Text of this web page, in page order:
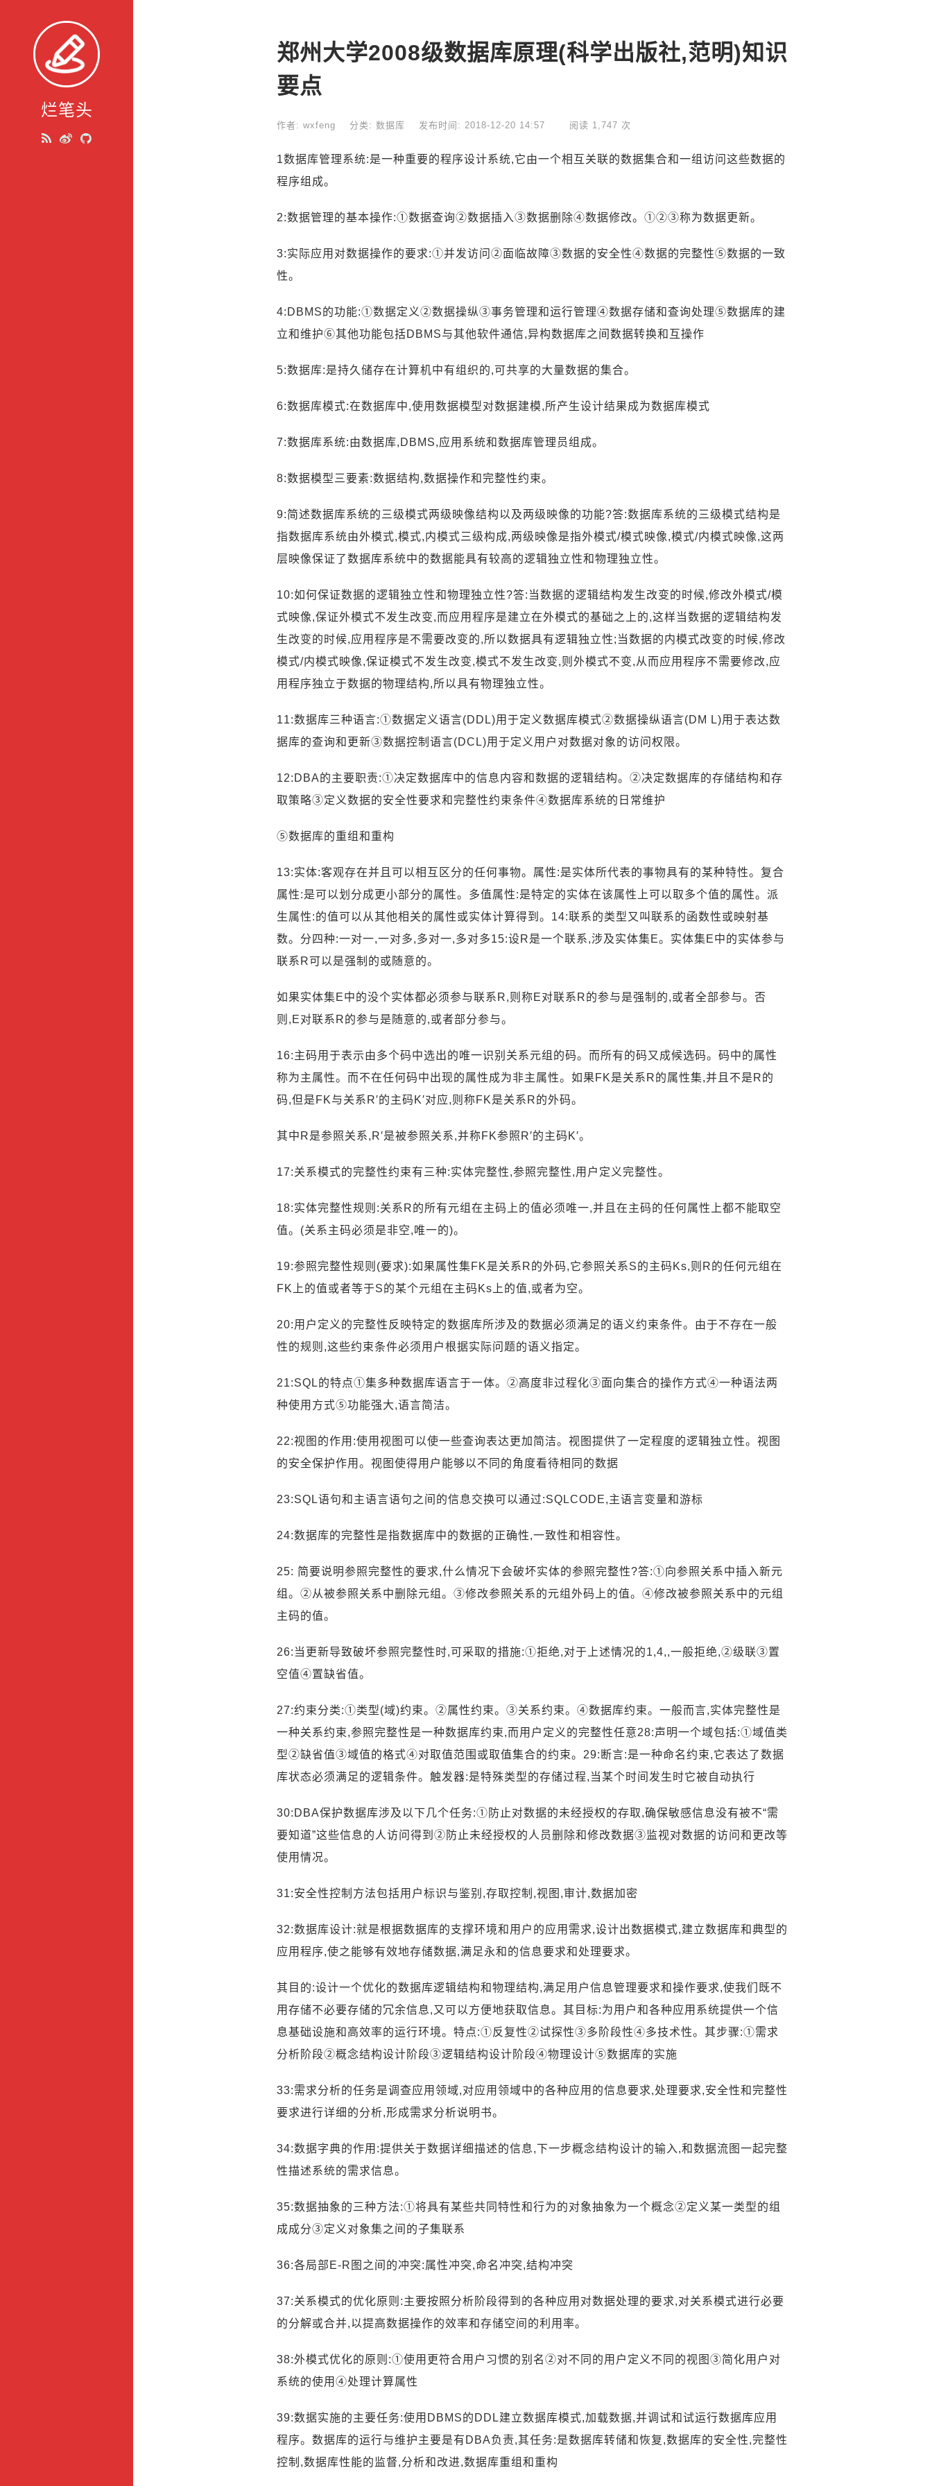
烂笔头
郑州大学2008级数据库原理(科学出版社,范明)知识
要点
作者: wxfeng 分类: 数据库 发布时间: 2018-12-20 14:57 阅读 1,747 次
1数据库管理系统:是一种重要的程序设计系统,它由一个相互关联的数据集合和一组访问这些数据的
程序组成。
2:数据管理的基本操作:①数据查询②数据插入③数据删除④数据修改。①②③称为数据更新。
3:实际应用对数据操作的要求:①并发访问②面临故障③数据的安全性④数据的完整性⑤数据的一致
性。
4:DBMS的功能:①数据定义②数据操纵③事务管理和运行管理④数据存储和查询处理⑤数据库的建
立和维护⑥其他功能包括DBMS与其他软件通信,异构数据库之间数据转换和互操作
5:数据库:是持久储存在计算机中有组织的,可共享的大量数据的集合。
6:数据库模式:在数据库中,使用数据模型对数据建模,所产生设计结果成为数据库模式
7:数据库系统:由数据库,DBMS,应用系统和数据库管理员组成。
8:数据模型三要素:数据结构,数据操作和完整性约束。
9:简述数据库系统的三级模式两级映像结构以及两级映像的功能?答:数据库系统的三级模式结构是
指数据库系统由外模式,模式,内模式三级构成,两级映像是指外模式/模式映像,模式/内模式映像,这两
层映像保证了数据库系统中的数据能具有较高的逻辑独立性和物理独立性。
10:如何保证数据的逻辑独立性和物理独立性?答:当数据的逻辑结构发生改变的时候,修改外模式/模
式映像,保证外模式不发生改变,而应用程序是建立在外模式的基础之上的,这样当数据的逻辑结构发
生改变的时候,应用程序是不需要改变的,所以数据具有逻辑独立性;当数据的内模式改变的时候,修改
模式/内模式映像,保证模式不发生改变,模式不发生改变,则外模式不变,从而应用程序不需要修改,应
用程序独立于数据的物理结构,所以具有物理独立性。
11:数据库三种语言:①数据定义语言(DDL)用于定义数据库模式②数据操纵语言(DM L)用于表达数
据库的查询和更新③数据控制语言(DCL)用于定义用户对数据对象的访问权限。
12:DBA的主要职责:①决定数据库中的信息内容和数据的逻辑结构。②决定数据库的存储结构和存
取策略③定义数据的安全性要求和完整性约束条件④数据库系统的日常维护
⑤数据库的重组和重构
13:实体:客观存在并且可以相互区分的任何事物。属性:是实体所代表的事物具有的某种特性。复合
属性:是可以划分成更小部分的属性。多值属性:是特定的实体在该属性上可以取多个值的属性。派
生属性:的值可以从其他相关的属性或实体计算得到。14:联系的类型又叫联系的函数性或映射基
数。分四种:一对一,一对多,多对一,多对多15:设R是一个联系,涉及实体集E。实体集E中的实体参与
联系R可以是强制的或随意的。
如果实体集E中的没个实体都必须参与联系R,则称E对联系R的参与是强制的,或者全部参与。否
则,E对联系R的参与是随意的,或者部分参与。
16:主码用于表示由多个码中选出的唯一识别关系元组的码。而所有的码又成候选码。码中的属性
称为主属性。而不在任何码中出现的属性成为非主属性。如果FK是关系R的属性集,并且不是R的
码,但是FK与关系R′的主码K′对应,则称FK是关系R的外码。
其中R是参照关系,R′是被参照关系,并称FK参照R′的主码K′。
17:关系模式的完整性约束有三种:实体完整性,参照完整性,用户定义完整性。
18:实体完整性规则:关系R的所有元组在主码上的值必须唯一,并且在主码的任何属性上都不能取空
值。(关系主码必须是非空,唯一的)。
19:参照完整性规则(要求):如果属性集FK是关系R的外码,它参照关系S的主码Ks,则R的任何元组在
FK上的值或者等于S的某个元组在主码Ks上的值,或者为空。
20:用户定义的完整性反映特定的数据库所涉及的数据必须满足的语义约束条件。由于不存在一般
性的规则,这些约束条件必须用户根据实际问题的语义指定。
21:SQL的特点①集多种数据库语言于一体。②高度非过程化③面向集合的操作方式④一种语法两
种使用方式⑤功能强大,语言简洁。
22:视图的作用:使用视图可以使一些查询表达更加简洁。视图提供了一定程度的逻辑独立性。视图
的安全保护作用。视图使得用户能够以不同的角度看待相同的数据
23:SQL语句和主语言语句之间的信息交换可以通过:SQLCODE,主语言变量和游标
24:数据库的完整性是指数据库中的数据的正确性,一致性和相容性。
25: 简要说明参照完整性的要求,什么情况下会破坏实体的参照完整性?答:①向参照关系中插入新元
组。②从被参照关系中删除元组。③修改参照关系的元组外码上的值。④修改被参照关系中的元组
主码的值。
26:当更新导致破坏参照完整性时,可采取的措施:①拒绝,对于上述情况的1,4,,一般拒绝,②级联③置
空值④置缺省值。
27:约束分类:①类型(域)约束。②属性约束。③关系约束。④数据库约束。一般而言,实体完整性是
一种关系约束,参照完整性是一种数据库约束,而用户定义的完整性任意28:声明一个域包括:①域值类
型②缺省值③域值的格式④对取值范围或取值集合的约束。29:断言:是一种命名约束,它表达了数据
库状态必须满足的逻辑条件。触发器:是特殊类型的存储过程,当某个时间发生时它被自动执行
30:DBA保护数据库涉及以下几个任务:①防止对数据的未经授权的存取,确保敏感信息没有被不“需
要知道”这些信息的人访问得到②防止未经授权的人员删除和修改数据③监视对数据的访问和更改等
使用情况。
31:安全性控制方法包括用户标识与鉴别,存取控制,视图,审计,数据加密
32:数据库设计:就是根据数据库的支撑环境和用户的应用需求,设计出数据模式,建立数据库和典型的
应用程序,使之能够有效地存储数据,满足永和的信息要求和处理要求。
其目的:设计一个优化的数据库逻辑结构和物理结构,满足用户信息管理要求和操作要求,使我们既不
用存储不必要存储的冗余信息,又可以方便地获取信息。其目标:为用户和各种应用系统提供一个信
息基础设施和高效率的运行环境。特点:①反复性②试探性③多阶段性④多技术性。其步骤:①需求
分析阶段②概念结构设计阶段③逻辑结构设计阶段④物理设计⑤数据库的实施
33:需求分析的任务是调查应用领域,对应用领域中的各种应用的信息要求,处理要求,安全性和完整性
要求进行详细的分析,形成需求分析说明书。
34:数据字典的作用:提供关于数据详细描述的信息,下一步概念结构设计的输入,和数据流图一起完整
性描述系统的需求信息。
35:数据抽象的三种方法:①将具有某些共同特性和行为的对象抽象为一个概念②定义某一类型的组
成成分③定义对象集之间的子集联系
36:各局部E-R图之间的冲突:属性冲突,命名冲突,结构冲突
37:关系模式的优化原则:主要按照分析阶段得到的各种应用对数据处理的要求,对关系模式进行必要
的分解或合并,以提高数据操作的效率和存储空间的利用率。
38:外模式优化的原则:①使用更符合用户习惯的别名②对不同的用户定义不同的视图③简化用户对
系统的使用④处理计算属性
39:数据实施的主要任务:使用DBMS的DDL建立数据库模式,加载数据,并调试和试运行数据库应用
程序。数据库的运行与维护主要是有DBA负责,其任务:是数据库转储和恢复,数据库的安全性,完整性
控制,数据库性能的监督,分析和改进,数据库重组和重构